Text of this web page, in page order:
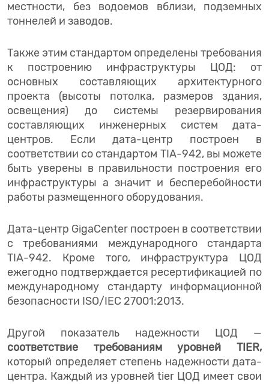
местности, без водоемов вблизи, подземных
тоннелей и заводов.
Также этим стандартом определены требования
к построению инфраструктуры ЦОД: от
основных составляющих архитектурного
проекта (высоты потолка, размеров здания,
освещения) до системы резервирования
составляющих инженерных систем дата-
центров. Если дата-центр построен в
соответствии со стандартом TIA-942, вы можете
быть уверены в правильности построения его
инфраструктуры а значит и бесперебойности
работы размещенного оборудования.
Дата-центр GigaCenter построен в соответствии
с требованиями международного стандарта
TIA-942. Кроме того, инфраструктура ЦОД
ежегодно подтверждается ресертификацией по
международному стандарту информационной
безопасности ISO/IEC 27001:2013.
Другой показатель надежности ЦОД —
соответствие требованиям уровней TIER,
который определяет степень надежности дата-
центра. Каждый из уровней tier ЦОД имеет свои